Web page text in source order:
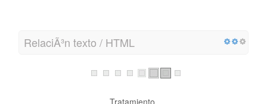
RelaciÃ³n texto / HTML
Tratamiento...